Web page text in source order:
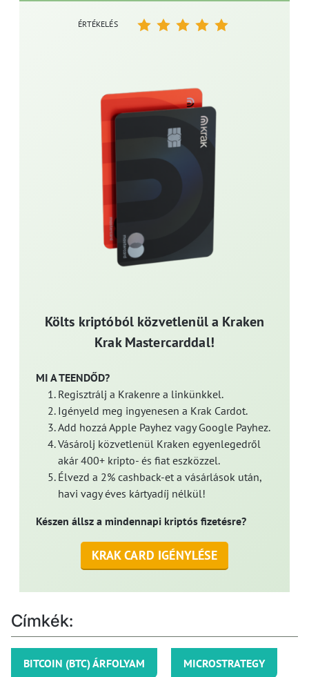
Költs kriptóból közvetlenül a Kraken
Krak Mastercarddal!
MI A TEENDŐD?
Regisztrálj a Krakenre a linkünkkel.
Igényeld meg ingyenesen a Krak Cardot.
Add hozzá Apple Payhez vagy Google Payhez.
Vásárolj közvetlenül Kraken egyenlegedről
akár 400+ kripto- és fiat eszközzel.
Élvezd a 2% cashback-et a vásárlások után,
havi vagy éves kártyadíj nélkül!
Készen állsz a mindennapi kriptós fizetésre?
KRAK CARD IGÉNYLÉSE
ÉRTÉKELÉS
Címkék:
BITCOIN (BTC) ÁRFOLYAM MICROSTRATEGY